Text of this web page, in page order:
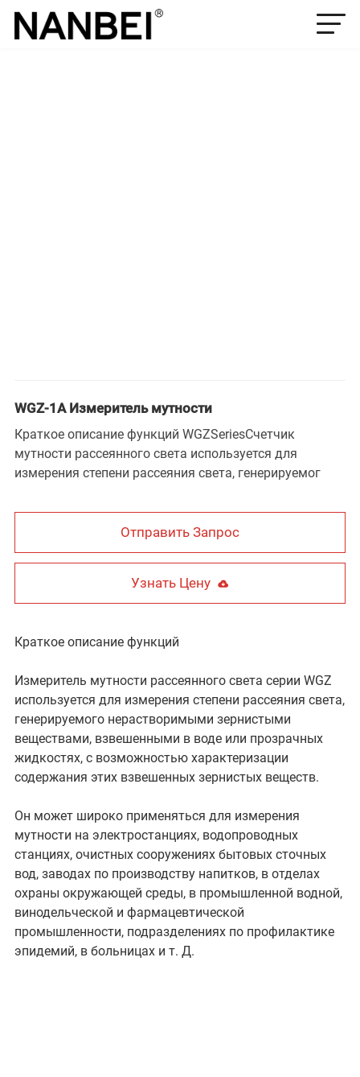
WGZ-1A Измеритель мутности
Краткое описание функций WGZSeriesСчетчик
мутности рассеянного света используется для
измерения степени рассеяния света, генерируемог
Отправить Запрос
Узнать Цену
Краткое описание функций
Измеритель мутности рассеянного света серии WGZ
используется для измерения степени рассеяния света,
генерируемого нерастворимыми зернистыми
веществами, взвешенными в воде или прозрачных
жидкостях, с возможностью характеризации
содержания этих взвешенных зернистых веществ.
Он может широко применяться для измерения
мутности на электростанциях, водопроводных
станциях, очистных сооружениях бытовых сточных
вод, заводах по производству напитков, в отделах
охраны окружающей среды, в промышленной водной,
винодельческой и фармацевтической
промышленности, подразделениях по профилактике
эпидемий, в больницах и т. Д.